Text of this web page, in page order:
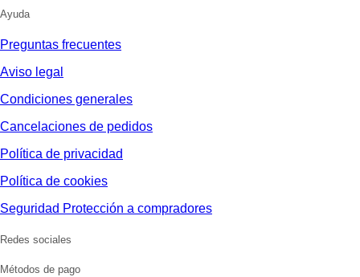
Ayuda
Preguntas frecuentes
Aviso legal
Condiciones generales
Cancelaciones de pedidos
Política de privacidad
Política de cookies
Seguridad Protección a compradores
Redes sociales
Métodos de pago